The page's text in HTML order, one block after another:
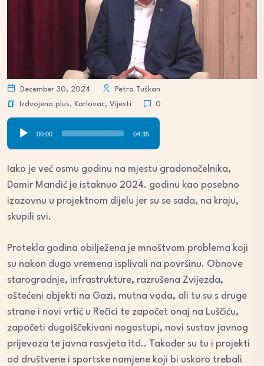
December 30, 2024
Petra Tuškan
Izdvojeno plus, Karlovac, Vijesti 0
00:00 04:35
Iako je već osmu godinu na mjestu gradonačelnika,
Damir Mandić je istaknuo 2024. godinu kao posebno
izazovnu u projektnom dijelu jer su se sada, na kraju,
skupili svi.
Protekla godina obilježena je mnoštvom problema koji
su nakon dugo vremena isplivali na površinu. Obnove
starogradnje, infrastrukture, razrušena Zvijezda,
oštećeni objekti na Gazi, mutna voda, ali tu su s druge
strane i novi vrtić u Rečici te započet onaj na Luščiću,
započeti dugoiščekivani nogostupi, novi sustav javnog
prijevoza te javna rasvjeta itd.. Također su tu i projekti
od društvene i sportske namjene koji bi uskoro trebali